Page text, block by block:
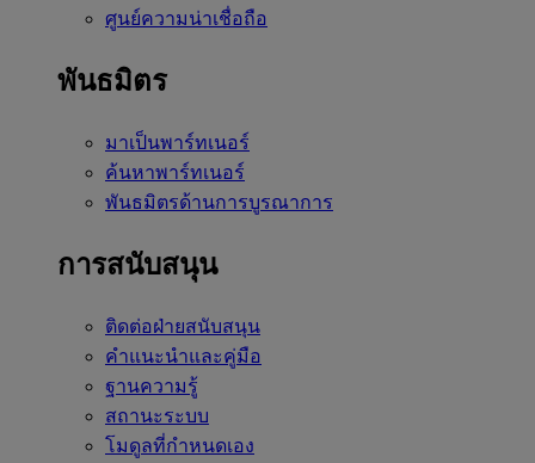
ศูนย์ความน่าเชื่อถือ
พันธมิตร
มาเป็นพาร์ทเนอร์
ค้นหาพาร์ทเนอร์
พันธมิตรด้านการบูรณาการ
การสนับสนุน
ติดต่อฝ่ายสนับสนุน
คำแนะนำและคู่มือ
ฐานความรู้
สถานะระบบ
โมดูลที่กำหนดเอง